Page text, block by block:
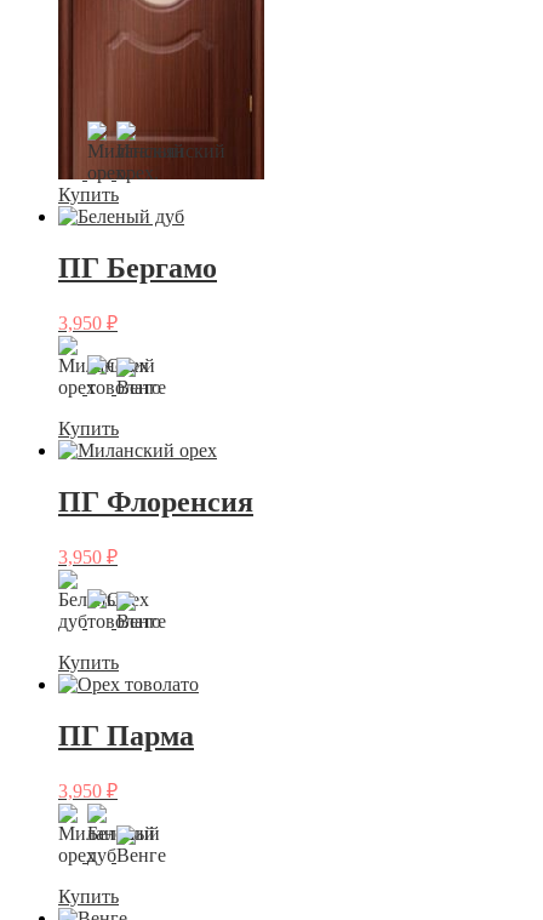
Купить
ПГ Бергамо
3,950 ₽
Купить
ПГ Флоренсия
3,950 ₽
Купить
ПГ Парма
3,950 ₽
Купить